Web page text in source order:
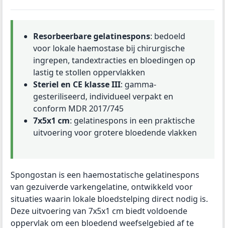
Resorbeerbare gelatinespons: bedoeld
voor lokale haemostase bij chirurgische
ingrepen, tandextracties en bloedingen op
lastig te stollen oppervlakken
Steriel en CE klasse III: gamma-
gesteriliseerd, individueel verpakt en
conform MDR 2017/745
7x5x1 cm: gelatinespons in een praktische
uitvoering voor grotere bloedende vlakken
Spongostan is een haemostatische gelatinespons
van gezuiverde varkengelatine, ontwikkeld voor
situaties waarin lokale bloedstelping direct nodig is.
Deze uitvoering van 7x5x1 cm biedt voldoende
oppervlak om een bloedend weefselgebied af te